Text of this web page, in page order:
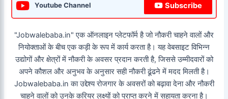
Youtube Channel Subscribe
"Jobwalebaba.in" एक ऑनलाइन प्लेटफॉर्म है जो नौकरी चाहने वालों और
नियोक्ताओं के बीच एक कड़ी के रूप में कार्य करता है। यह वेबसाइट विभिन्न
उद्योगों और क्षेत्रों में नौकरी के अवसर प्रदान करती है, जिससे उम्मीदवारों को
अपने कौशल और अनुभव के अनुसार सही नौकरी ढूंढने में मदद मिलती है।
Jobwalebaba.in का उद्देश्य रोजगार के अवसरों को बढ़ावा देना और नौकरी
चाहने वालों को उनके करियर लक्ष्यों को प्राप्त करने में सहायता करना है।